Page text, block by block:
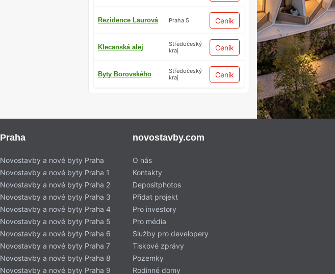
Rezidence Laurová Praha 5 Ceník
Klecanská alej
Středočeský
kraj
Ceník
Byty Borovského
Středočeský
kraj
Ceník
Praha
Novostavby a nové byty Praha
Novostavby a nové byty Praha 1
Novostavby a nové byty Praha 2
Novostavby a nové byty Praha 3
Novostavby a nové byty Praha 4
Novostavby a nové byty Praha 5
Novostavby a nové byty Praha 6
Novostavby a nové byty Praha 7
Novostavby a nové byty Praha 8
Novostavby a nové byty Praha 9
novostavby.com
O nás
Kontakty
Depositphotos
Přidat projekt
Pro investory
Pro média
Služby pro developery
Tiskové zprávy
Pozemky
Rodinné domy